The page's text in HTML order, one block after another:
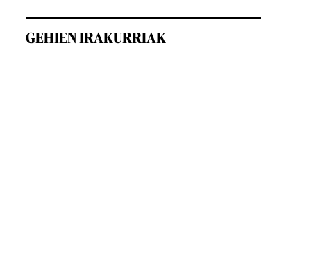
GEHIEN IRAKURRIAK